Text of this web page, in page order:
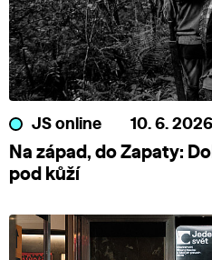
JS online 10. 6. 2026
Na západ, do Zapaty:
pod kůží